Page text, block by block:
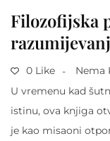
Filozofijska
0 Like
Nema
U vremenu kad
istinu, ova knjiga
je kao misaoni